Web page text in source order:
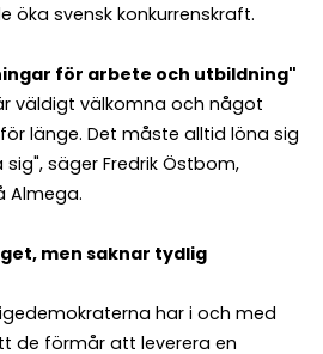
öka svensk konkurrenskraft.
för arbete och utbildning"
väldigt välkomna och något
länge. Det måste alltid löna sig
säger Fredrik Östbom,
Almega.
men saknar tydlig
har i och med
de förmår att leverera en